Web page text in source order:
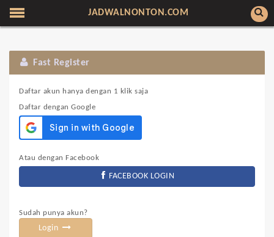
JADWALNONTON.COM
Fast Register
Daftar akun hanya dengan 1 klik saja
Daftar dengan Google
Atau dengan Facebook
FACEBOOK LOGIN
Sudah punya akun?
Login